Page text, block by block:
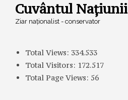
Cuvântul Națiunii
Ziar naționalist - conservator
Total Views: 334.533
Total Visitors: 172.517
Total Page Views: 56